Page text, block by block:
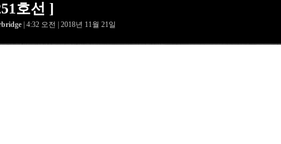
호선 ]
| 4:32 오전 | 2018년 11월 21일